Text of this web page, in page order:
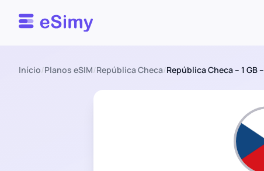
Esimy
Início/Planos eSIM/República Checa/República Checa – 1 GB